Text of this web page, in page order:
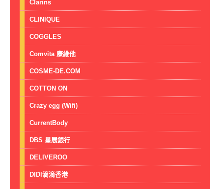
Clarins
CLINIQUE
COGGLES
Comvita 康維他
COSME-DE.COM
COTTON ON
Crazy egg (Wifi)
CurrentBody
DBS 星展銀行
DELIVEROO
DIDI滴滴香港